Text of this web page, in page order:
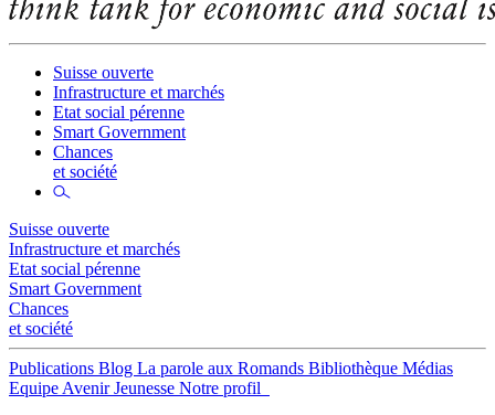
Suisse ouverte
Infrastructure et marchés
Etat social pérenne
Smart Government
Chances
et société
Suisse ouverte
Infrastructure et marchés
Etat social pérenne
Smart Government
Chances
et société
Publications Blog La parole aux Romands Bibliothèque Médias
Equipe Avenir Jeunesse Notre profil